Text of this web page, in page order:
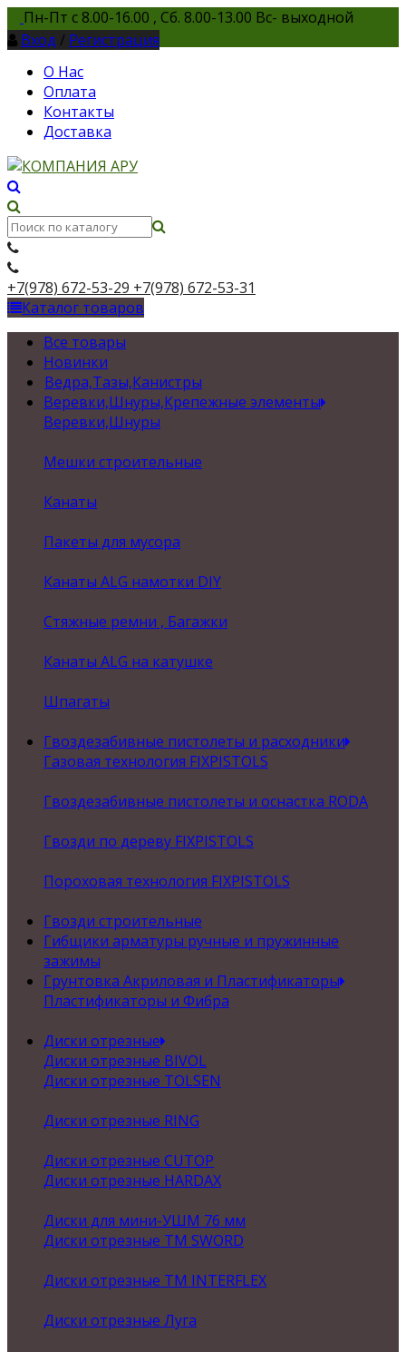
Пн-Пт с 8.00-16.00 , Сб. 8.00-13.00 Вс- выходной
Вход / Регистрация
О Нас
Оплата
Контакты
Доставка
+7(978) 672-53-29 +7(978) 672-53-31
Каталог товаров
Все товары
Новинки
Ведра,Тазы,Канистры
Веревки,Шнуры,Крепежные элементы
Веревки,Шнуры
Мешки строительные
Канаты
Пакеты для мусора
Канаты ALG намотки DIY
Стяжные ремни , Багажки
Канаты ALG на катушке
Шпагаты
Гвоздезабивные пистолеты и расходники
Газовая технология FIXPISTOLS
Гвоздезабивные пистолеты и оснастка RODA
Гвозди по дереву FIXPISTOLS
Пороховая технология FIXPISTOLS
Гвозди строительные
Гибщики арматуры ручные и пружинные
зажимы
Грунтовка Акриловая и Пластификаторы
Пластификаторы и Фибра
Диски отрезные
Диски отрезные BIVOL
Диски отрезные TOLSEN
Диски отрезные RING
Диски отрезные CUTOP
Диски отрезные HARDAX
Диски для мини-УШМ 76 мм
Диски отрезные ТМ SWORD
Диски отрезные ТМ INTERFLEX
Диски отрезные Луга